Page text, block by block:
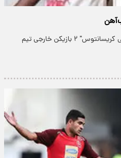
پارسینه: قرارداد "ایبو باکر" و "ماکائولی کریسانتوس" ۲ بازیکن خارجی تیم